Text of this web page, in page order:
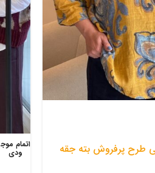
طرح پرفروش بته جقه اتمام موج
ودی